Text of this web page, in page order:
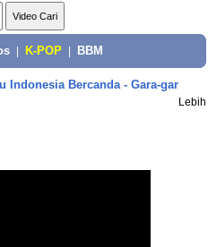
K-POP BBM
Indonesia Bercanda - Gara-gar
Lebih